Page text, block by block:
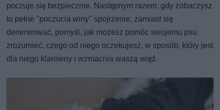
poczuje się bezpiecznie. Następnym razem, gdy zobaczysz
to pełne "poczucia winy" spojrzenie, zamiast się
denerwować, pomyśl, jak możesz pomóc swojemu psu
zrozumieć, czego od niego oczekujesz, w sposób, który jest
dla niego klarowny i wzmacnia waszą więź.